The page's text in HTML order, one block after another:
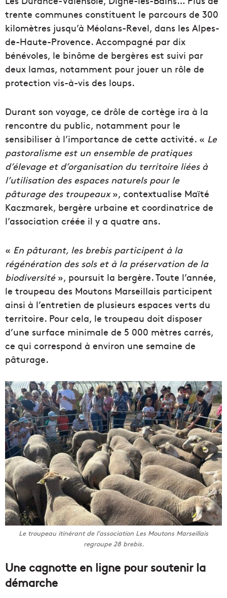
trente communes constituent le parcours de 300
kilomètres jusqu’à Méolans-Revel, dans les Alpes-
de-Haute-Provence. Accompagné par dix
bénévoles, le binôme de bergères est suivi par
deux lamas, notamment pour jouer un rôle de
protection vis-à-vis des loups.
Durant son voyage, ce drôle de cortège ira à la
rencontre du public, notamment pour le
sensibiliser à l’importance de cette activité. « Le
pastoralisme est un ensemble de pratiques
d’élevage et d’organisation du territoire liées à
l’utilisation des espaces naturels pour le
pâturage des troupeaux», contextualise Maïté
Kaczmarek, bergère urbaine et coordinatrice de
l’association créée il y a quatre ans.
« En pâturant, les brebis participent à la
régénération des sols et à la préservation de la
biodiversité », poursuit la bergère. Toute l’année,
le troupeau des Moutons Marseillais participent
ainsi à l’entretien de plusieurs espaces verts du
territoire. Pour cela, le troupeau doit disposer
d’une surface minimale de 5 000 mètres carrés,
ce qui correspond à environ une semaine de
pâturage.
Le troupeau itinérant de l’association Les Moutons Marseillais
regroupe 28 brebis.
Une cagnotte en ligne pour soutenir la
démarche